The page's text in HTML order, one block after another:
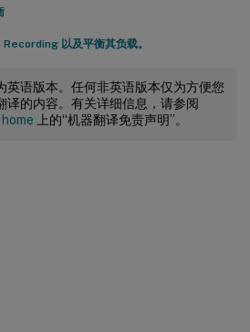
以及平衡其负载。
英语版本。任何非英语版本仅为方便您
译的内容。有关详细信息，请参阅
上的“机器翻译免责声明”。